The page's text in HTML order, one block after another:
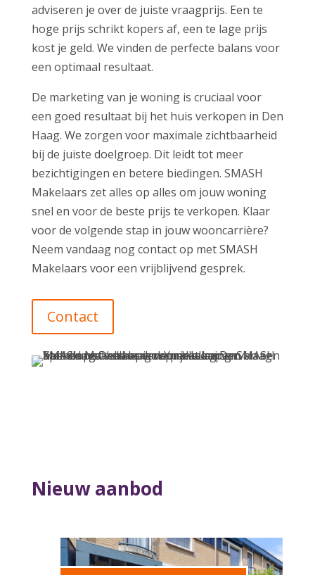
adviseren je over de juiste vraagprijs. Een te
hoge prijs schrikt kopers af, een te lage prijs
kost je geld. We vinden de perfecte balans voor
een optimaal resultaat.
De marketing van je woning is cruciaal voor
een goed resultaat bij het huis verkopen in Den
Haag. We zorgen voor maximale zichtbaarheid
bij de juiste doelgroep. Dit leidt tot meer
bezichtigingen en betere biedingen. SMASH
Makelaars zet alles op alles om jouw woning
snel en voor de beste prijs te verkopen. Klaar
voor de volgende stap in jouw wooncarrière?
Neem vandaag nog contact op met SMASH
Makelaars voor een vrijblijvend gesprek.
Contact
Nieuw aanbod